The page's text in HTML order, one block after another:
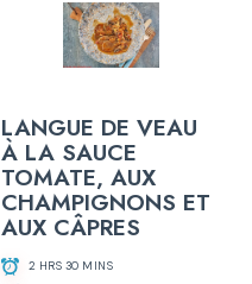
LANGUE DE VEAU
À LA SAUCE
TOMATE, AUX
CHAMPIGNONS ET
AUX CÂPRES
2 HRS 30 MINS